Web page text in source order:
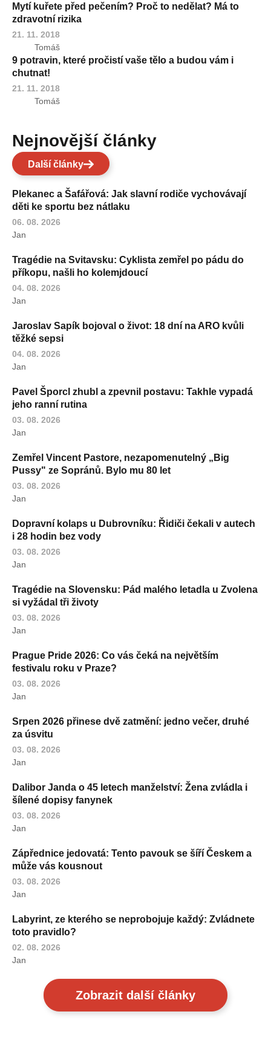
Mytí kuřete před pečením? Proč to nedělat? Má to
zdravotní rizika
21. 11. 2018
Tomáš
9 potravin, které pročistí vaše tělo a budou vám i
chutnat!
21. 11. 2018
Tomáš
Nejnovější články
Další články
Plekanec a Šafářová: Jak slavní rodiče vychovávají
děti ke sportu bez nátlaku
06. 08. 2026
Jan
Tragédie na Svitavsku: Cyklista zemřel po pádu do
příkopu, našli ho kolemjdoucí
04. 08. 2026
Jan
Jaroslav Sapík bojoval o život: 18 dní na ARO kvůli
těžké sepsi
04. 08. 2026
Jan
Pavel Šporcl zhubl a zpevnil postavu: Takhle vypadá
jeho ranní rutina
03. 08. 2026
Jan
Zemřel Vincent Pastore, nezapomenutelný „Big
Pussy" ze Sopránů. Bylo mu 80 let
03. 08. 2026
Jan
Dopravní kolaps u Dubrovníku: Řidiči čekali v autech
i 28 hodin bez vody
03. 08. 2026
Jan
Tragédie na Slovensku: Pád malého letadla u Zvolena
si vyžádal tři životy
03. 08. 2026
Jan
Prague Pride 2026: Co vás čeká na největším
festivalu roku v Praze?
03. 08. 2026
Jan
Srpen 2026 přinese dvě zatmění: jedno večer, druhé
za úsvitu
03. 08. 2026
Jan
Dalibor Janda o 45 letech manželství: Žena zvládla i
šílené dopisy fanynek
03. 08. 2026
Jan
Zápřednice jedovatá: Tento pavouk se šíří Českem a
může vás kousnout
03. 08. 2026
Jan
Labyrint, ze kterého se neprobojuje každý: Zvládnete
toto pravidlo?
02. 08. 2026
Jan
Zobrazit další články